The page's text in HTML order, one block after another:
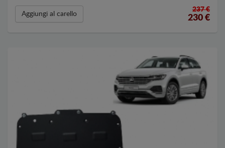
Aggiungi al carello
237 €
230 €